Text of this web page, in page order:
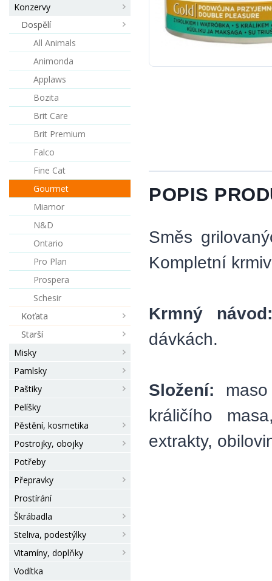
Konzervy
Dospělí
All Animals
Animonda
Applaws
Bozita
Brit Care
Brit Premium
Falco
Fine Cat
Gourmet
Miamor
N&D
Ontario
Pro Plan
Prospera
Schesir
Koťata
Starší
Misky
Pamlsky
Paštiky
Pelíšky
Pěstění, kosmetika
Postrojky, obojky
Potřeby
Přepravky
Prostírání
Škrábadla
Steliva, podestýlky
Vitamíny, doplňky
Vodítka
POPIS
Směs
Kompletní
Krmný návod:
dávkách.
Složení:
králičího
extrakty,